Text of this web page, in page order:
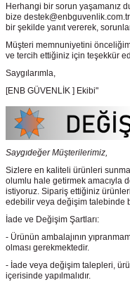
Herhangi bir sorun yaşamanız
bize
bir şekilde yanıt vererek,
Müşteri memnuniyetini
ve tercih ettiğiniz için teşekkür
Saygılarımla,
[ENB GÜVENLİK ] Ekibi"
Saygıdeğer Müşterilerimiz,
Sizlere en kaliteli ürünleri
olumlu hale getirmek amacıyla
istiyoruz. Sipariş ettiğiniz
edebilir veya değişim talebinde
İade ve Değişim Şartları:
- Ürünün ambalajının
olması gerekmektedir.
- İade veya değişim talepleri,
içerisinde yapılmalıdır.